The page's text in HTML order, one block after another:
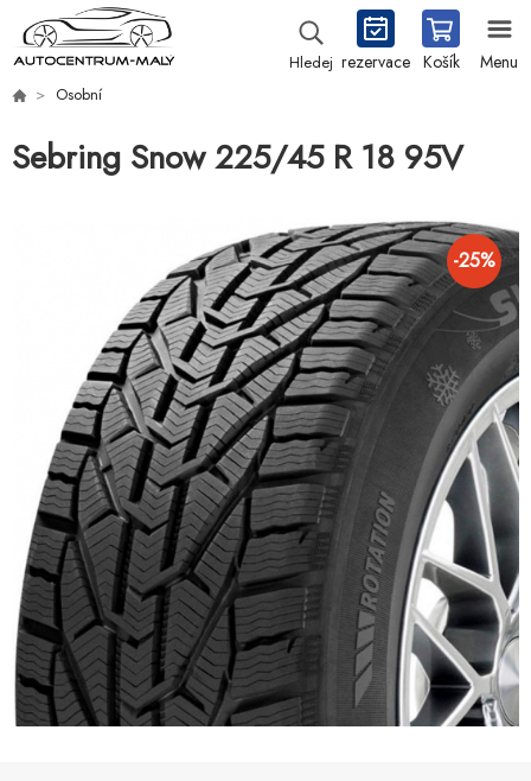
Hledej rezervace Košík Menu
Osobní
Sebring Snow 225/45 R 18 95V
-25%